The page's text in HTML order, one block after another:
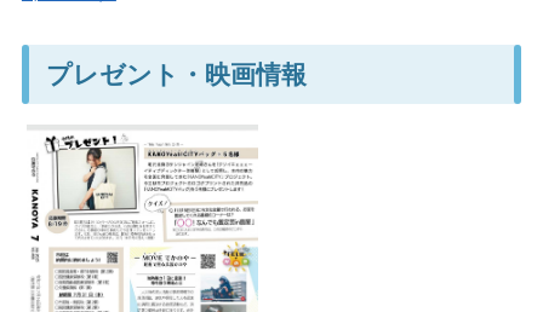
プレゼント・映画情報